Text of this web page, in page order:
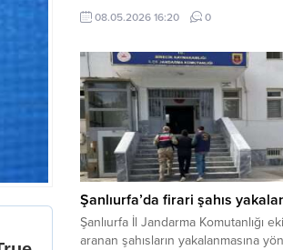
olduğu öğrenilen tarafların kavgası
neticesinde 3 kişi olay yerinde
ilçesine bağlı kırsal Konaç
meydana geldi. Edinilen bilgilere
aralarında husumet bulunan iki grup
arasında henüz belirlenemeyen bir...
08.05.2026 16:20 0
Şanlıurfa’da firari şahıs
Şanlıurfa İl Jandarma Komutanlığı
aranan şahısların yakalanmasına